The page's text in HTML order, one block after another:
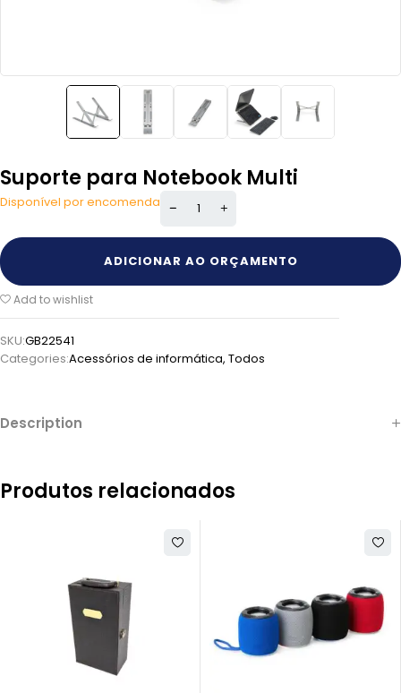
Suporte para Notebook Multi
Disponível por encomenda
ADICIONAR AO ORÇAMENTO
Add to wishlist
SKU:GB22541
Categories:Acessórios de informática, Todos
Description
Produtos relacionados